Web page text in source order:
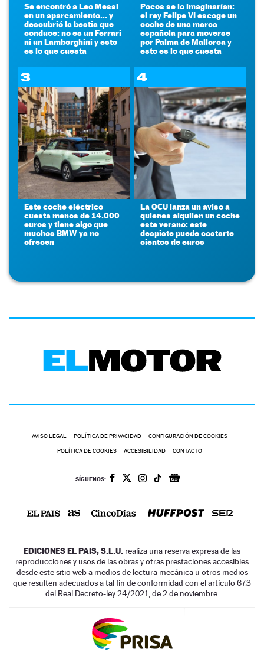
Se encontró a Leo Messi
en un aparcamiento... y
descubrió la bestia que
conduce: no es un Ferrari
ni un Lamborghini y esto
es lo que cuesta
Pocos se lo imaginarían:
el rey Felipe VI escoge un
coche de una marca
española para moverse
por Palma de Mallorca y
esto es lo que cuesta
3
Este coche eléctrico
cuesta menos de 14.000
euros y tiene algo que
muchos BMW ya no
ofrecen
4
La OCU lanza un aviso a
quienes alquilen un coche
este verano: este
despiste puede costarte
cientos de euros
AVISO LEGAL POLÍTICA DE PRIVACIDAD CONFIGURACIÓN DE COOKIES
POLÍTICA DE COOKIES ACCESIBILIDAD CONTACTO
SÍGUENOS:
EDICIONES EL PAIS, S.L.U. realiza una reserva expresa de las
reproducciones y usos de las obras y otras prestaciones accesibles
desde este sitio web a medios de lectura mecánica u otros medios
que resulten adecuados a tal fin de conformidad con el artículo 67.3
del Real Decreto-ley 24/2021, de 2 de noviembre.